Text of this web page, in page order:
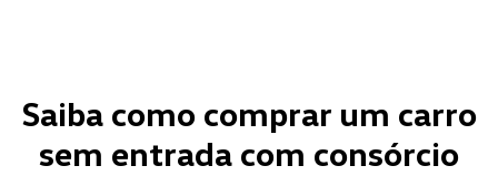
Saiba como comprar um carro
sem entrada com consórcio